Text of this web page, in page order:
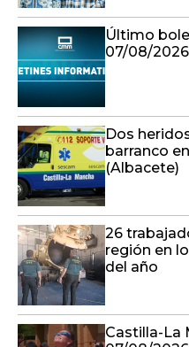
Último
07/08/2026
Dos
barranco
(Albacete)
26
región en
del año
Castilla-La